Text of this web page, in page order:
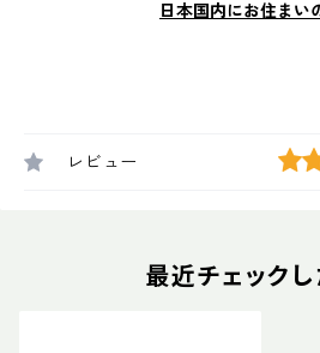
日本国内にお住まい
レビュー
最近チェック